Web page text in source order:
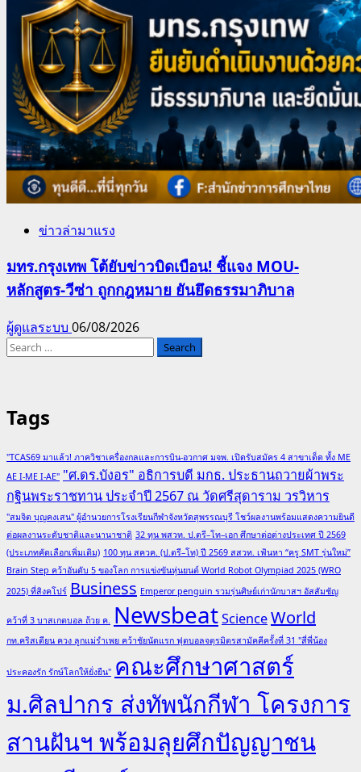
ข่าวล่ามาแรง
มทร.กรุงเทพ โต้ยับข่าวบิดเบือน! ชี้แจง MOU-
หลักสูตร-วีซ่า ถูกกฎหมาย ยันยึดธรรมาภิบาล
ผู้ดูแลระบบ 06/08/2026
Search
Tags
"TCAS69 มาแล้ว! ภาควิชาเครื่องกลและการบิน-อวกาศ มจพ. เปิดรับสมัคร 4 สาขาเด็ด ทั้ง ME
AE I-ME I-AE" "ศ.ดร.บังอร" อธิการบดี มกธ. ประธานถวายผ้าพระ
กฐินพระราชทาน ประจำปี 2567 ณ วัดศรีสุดาราม วรวิหาร
"สมจิต บุญคงเสน" ผู้อำนวยการโรงเรียนกีฬาจังหวัดสุพรรณบุรี โชว์ผลงานพร้อมแสดงความยินดี
ต่อผลงานระดับชาติและนานาชาติ 32 ทุน พสวท. ป.ตรี–โท–เอก ศึกษาต่อต่างประเทศ ปี 2569
(ประเภทคัดเลือกเพิ่มเติม) 100 ทุน สควค. (ป.ตรี–โท) ปี 2569 สสวท. เฟ้นหา “ครู SMT รุ่นใหม่”
Brain Step คว้าอันดับ 5 ของโลก การแข่งขันหุ่นยนต์ World Robot Olympiad 2025 (WRO
2025) ที่สิงคโปร์ Business Emperor penguin รวมรุ่นศิษย์เก่านักบาสฯ อัสสัมชัญ
คว้าที่ 3 บาสเกตบอล ถ้วย ค. NewsbeatScienceWorld
กท.คริสเตียน ควง ลูกแม่รำเพย คว้าชัยนัดแรก ฟุตบอลจตุรมิตรสามัคคีครั้งที่ 31 "สี่พี่น้อง
ประคองรัก รักษ์โลกให้ยั่งยืน" คณะศึกษาศาสตร์
ม.ศิลปากร ส่งทัพนักกีฬา โครงการ
สานฝันฯ พร้อมลุยศึกปัญญาชน